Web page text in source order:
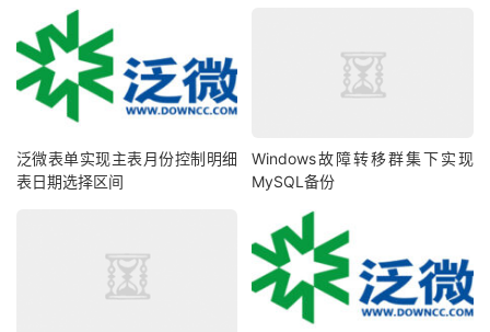
泛微表单实现主表月份控制明细
表日期选择区间
Windows故障转移群集下实现
MySQL备份